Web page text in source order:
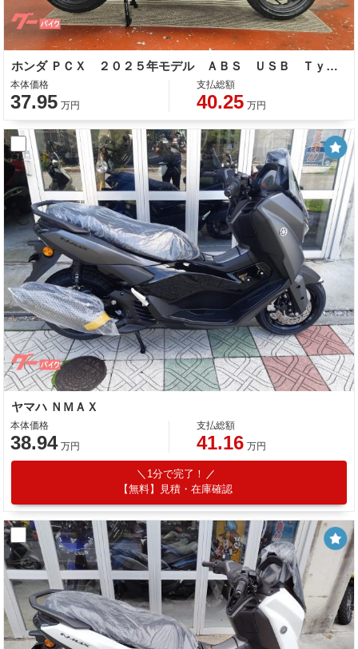
ホンダ ＰＣＸ ２０２５年モデル ＡＢＳ ＵＳＢ Ｔｙｐｅ−Ｃソケット
本体価格
37.95 万円
支払総額
40.25 万円
ヤマハ ＮＭＡＸ
本体価格
38.94 万円
支払総額
41.16 万円
1分で完了！
【無料】見積・在庫確認